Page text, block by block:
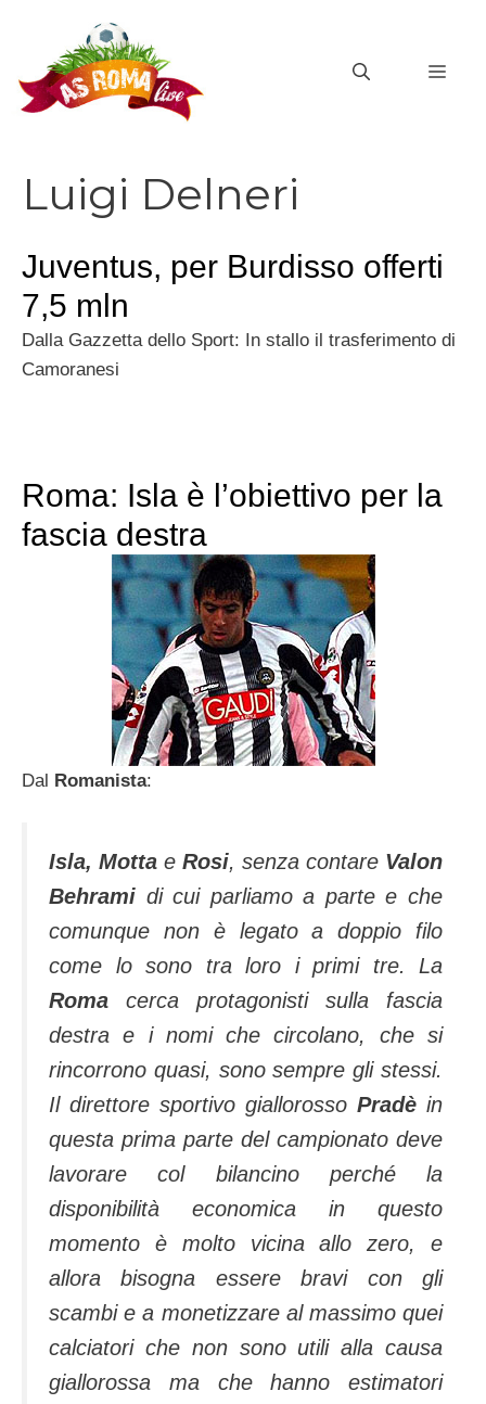
contenuto
Luigi Delneri
Juventus, per Burdisso offerti
7,5 mln
Dalla Gazzetta dello Sport: In stallo il trasferimento di
Camoranesi
Roma: Isla è l’obiettivo per la
fascia destra
Dal Romanista:
Isla, Motta e Rosi, senza contare Valon
Behrami di cui parliamo a parte e che
comunque non è legato a doppio filo
come lo sono tra loro i primi tre. La
Roma cerca protagonisti sulla fascia
destra e i nomi che circolano, che si
rincorrono quasi, sono sempre gli stessi.
Il direttore sportivo giallorosso Pradè in
questa prima parte del campionato deve
lavorare col bilancino perché la
disponibilità economica in questo
momento è molto vicina allo zero, e
allora bisogna essere bravi con gli
scambi e a monetizzare al massimo quei
calciatori che non sono utili alla causa
giallorossa ma che hanno estimatori